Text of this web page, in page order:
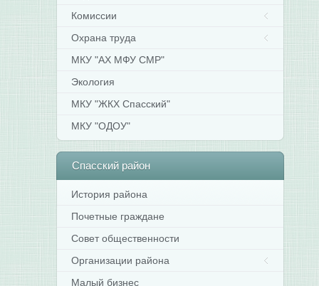
Комиссии
Охрана труда
МКУ "АХ МФУ СМР"
Экология
МКУ "ЖКХ Спасский"
МКУ "ОДОУ"
Спасскийрайон
История района
Почетные граждане
Совет общественности
Организации района
Малый бизнес